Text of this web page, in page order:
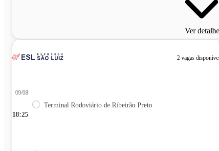
Ver
2 vagas
18:25
09/08
Terminal Rodoviário de Ribeirão Preto